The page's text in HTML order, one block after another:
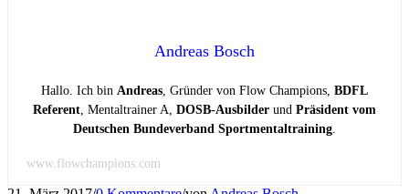
Andreas Bosch
Hallo. Ich bin Andreas, Gründer von Flow Champions, BDFL
Referent, Mentaltrainer A, DOSB-Ausbilder und Präsident vom
Deutschen Bundeverband Sportmentaltraining.
www.flowchampions.com